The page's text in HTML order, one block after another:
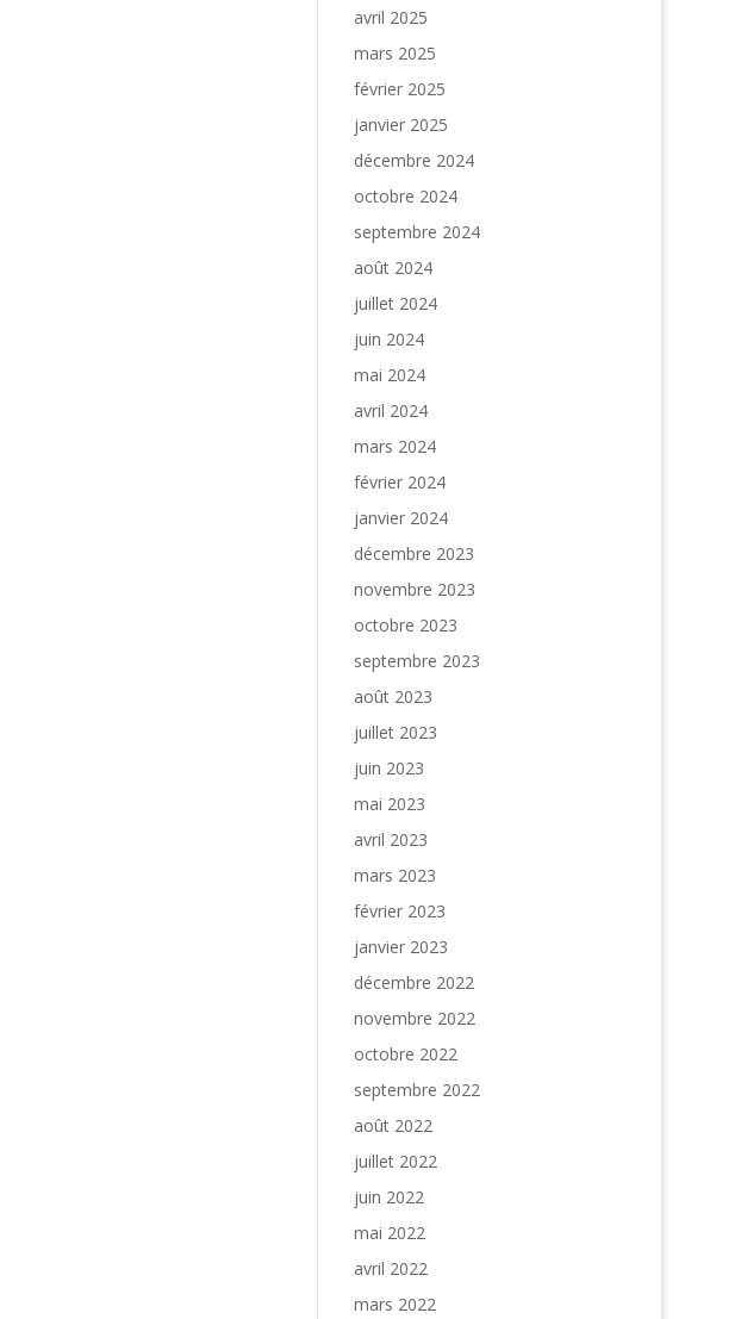
avril 2025
mars 2025
février 2025
janvier 2025
décembre 2024
octobre 2024
septembre 2024
août 2024
juillet 2024
juin 2024
mai 2024
avril 2024
mars 2024
février 2024
janvier 2024
décembre 2023
novembre 2023
octobre 2023
septembre 2023
août 2023
juillet 2023
juin 2023
mai 2023
avril 2023
mars 2023
février 2023
janvier 2023
décembre 2022
novembre 2022
octobre 2022
septembre 2022
août 2022
juillet 2022
juin 2022
mai 2022
avril 2022
mars 2022